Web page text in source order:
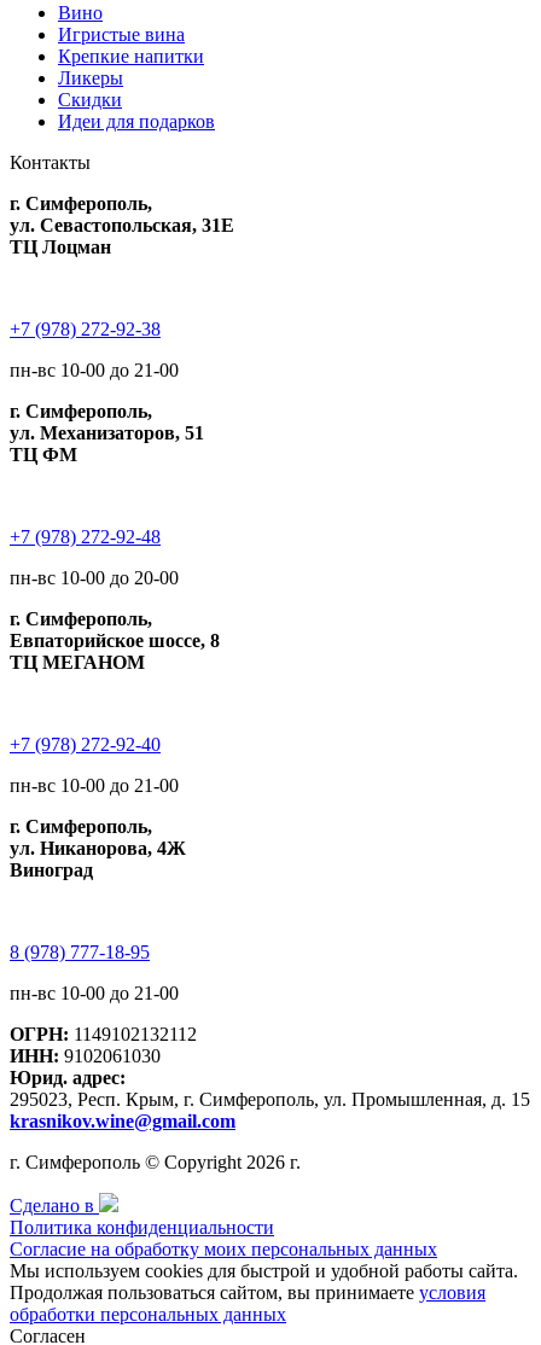
Вино
Игристые вина
Крепкие напитки
Ликеры
Скидки
Идеи для подарков
Контакты
г. Симферополь,
ул. Севастопольская, 31Е
ТЦ Лоцман
+7 (978) 272-92-38
пн-вс 10-00 до 21-00
г. Симферополь,
ул. Механизаторов, 51
ТЦ ФМ
+7 (978) 272-92-48
пн-вс 10-00 до 20-00
г. Симферополь,
Евпаторийское шоссе, 8
ТЦ МЕГАНОМ
+7 (978) 272-92-40
пн-вс 10-00 до 21-00
г. Симферополь,
ул. Никанорова, 4Ж
Виноград
8 (978) 777-18-95
пн-вс 10-00 до 21-00
ОГРН: 1149102132112
ИНН: 9102061030
Юрид. адрес:
295023, Респ. Крым, г. Симферополь, ул. Промышленная, д. 15
krasnikov.wine@gmail.com
г. Симферополь © Copyright 2026 г.
Сделано в
Политика конфиденциальности
Согласие на обработку моих персональных данных
Мы используем cookies для быстрой и удобной работы сайта.
Продолжая пользоваться сайтом, вы принимаете условия
обработки персональных данных
Согласен